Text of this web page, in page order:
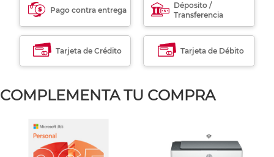
Pago contra entrega
Déposito /
Transferencia
Tarjeta de Crédito Tarjeta de Débito
COMPLEMENTA TU COMPRA